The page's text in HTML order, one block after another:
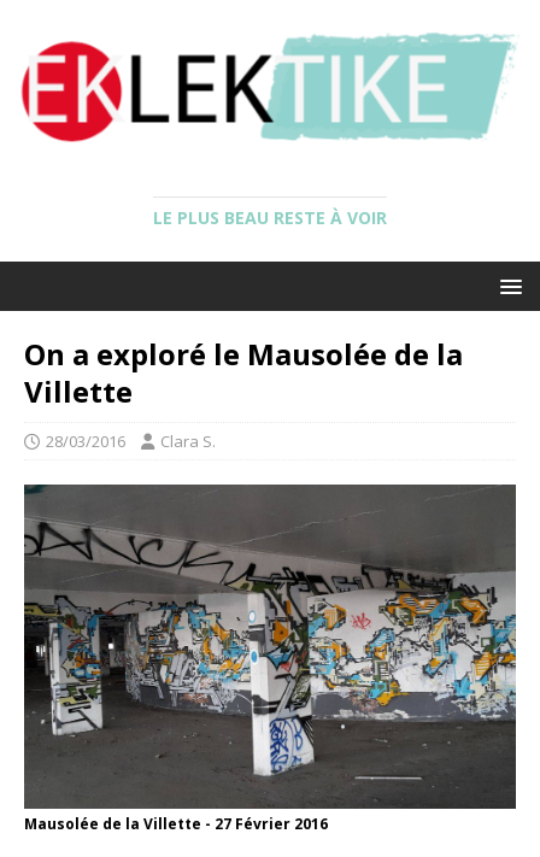
LE PLUS BEAU RESTE À VOIR
On a exploré le Mausolée de la
Villette
28/03/2016 Clara S.
Mausolée de la Villette - 27 Février 2016